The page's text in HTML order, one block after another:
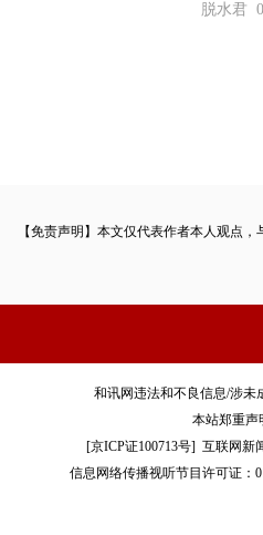
脱水君
【免责声明】本文仅代表作者本人观点
和讯网违法和不良信息/涉未
本站郑重声
[京ICP证100713号]互联网新
信息网络传播视听节目许可证：